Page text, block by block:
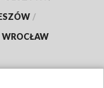
/
WROCŁAW